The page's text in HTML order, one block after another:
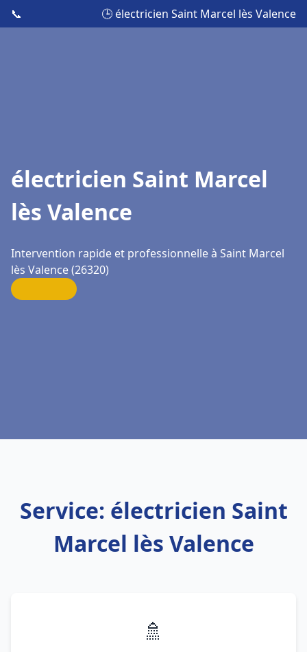
📞 🕒 électricien Saint Marcel lès Valence
électricien Saint Marcel
lès Valence
Intervention rapide et professionnelle à Saint Marcel
lès Valence (26320)
Service: électricien Saint
Marcel lès Valence
🚿